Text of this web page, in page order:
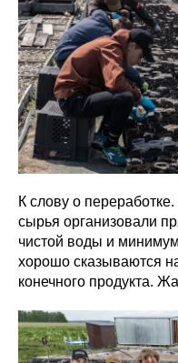
К слову о
сырья организовали
чистой воды и
хорошо сказываются
конечного продукта.